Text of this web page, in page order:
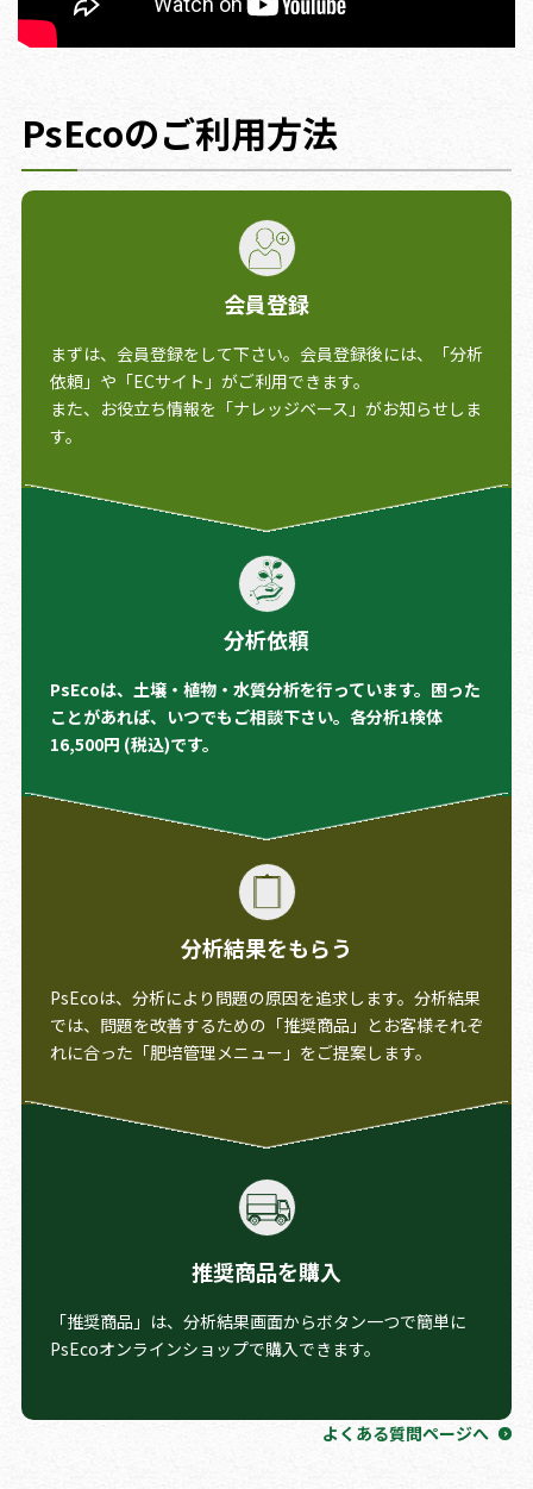
PsEcoのご利用方法
会員登録
まずは、会員登録をして下さい。会員登録後には、「分析
依頼」や「ECサイト」がご利用できます。
また、お役立ち情報を「ナレッジベース」がお知らせしま
す。
分析依頼
PsEcoは、土壌・植物・水質分析を行っています。困った
ことがあれば、いつでもご相談下さい。各分析1検体
16,500円 (税込)です。
分析結果をもらう
PsEcoは、分析により問題の原因を追求します。分析結果
では、問題を改善するための「推奨商品」とお客様それぞ
れに合った「肥培管理メニュー」をご提案します。
推奨商品を購入
「推奨商品」は、分析結果画面からボタン一つで簡単に
PsEcoオンラインショップで購入できます。
よくある質問ページへ